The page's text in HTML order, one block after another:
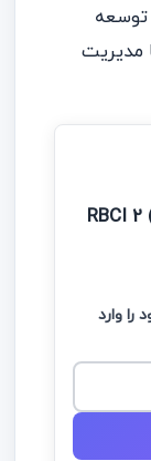
توسعه
مدیریت
را وارد